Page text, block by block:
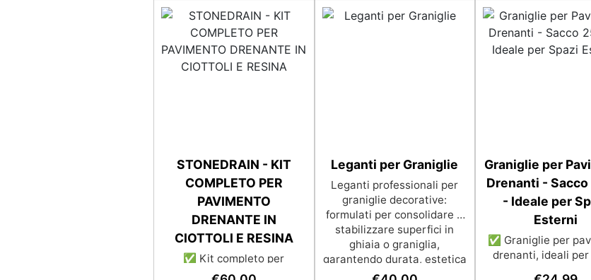
STONEDRAIN - KIT
COMPLETO PER
PAVIMENTO
DRENANTE IN
CIOTTOLI E RESINA
✅ Kit completo per
pavimenti drenanti, con
Leganti per Graniglie
Leganti professionali per
graniglie decorative:
formulati per consolidare e
stabilizzare superfici in
ghiaia o graniglia,
garantendo durata, estetica
e resistenza agli agenti
Graniglie per
Drenanti - Sacco
- Ideale per
Esterni
✅ Graniglie per
drenanti, ideali per